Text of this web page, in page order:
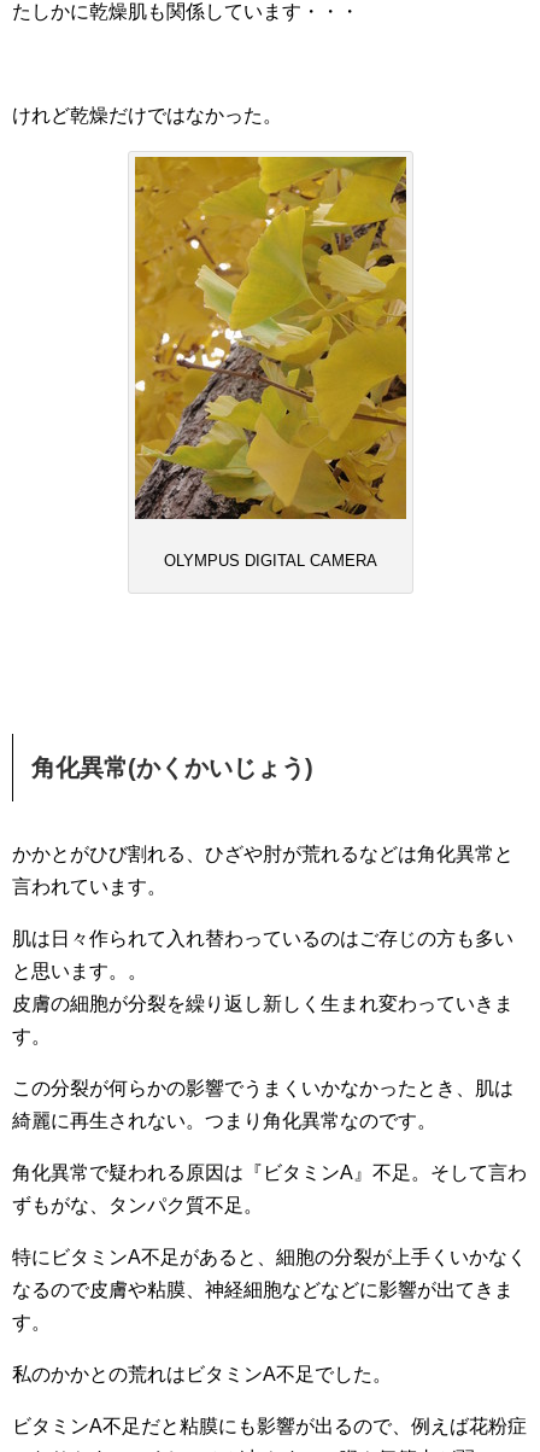
たしかに乾燥肌も関係しています・・・
けれど乾燥だけではなかった。
OLYMPUS DIGITAL CAMERA
角化異常(かくかいじょう)
かかとがひび割れる、ひざや肘が荒れるなどは角化異常と
言われています。
肌は日々作られて入れ替わっているのはご存じの方も多い
と思います。。
皮膚の細胞が分裂を繰り返し新しく生まれ変わっていきま
す。
この分裂が何らかの影響でうまくいかなかったとき、肌は
綺麗に再生されない。つまり角化異常なのです。
角化異常で疑われる原因は『ビタミンA』不足。そして言わ
ずもがな、タンパク質不足。
特にビタミンA不足があると、細胞の分裂が上手くいかなく
なるので皮膚や粘膜、神経細胞などなどに影響が出てきま
す。
私のかかとの荒れはビタミンA不足でした。
ビタミンA不足だと粘膜にも影響が出るので、例えば花粉症